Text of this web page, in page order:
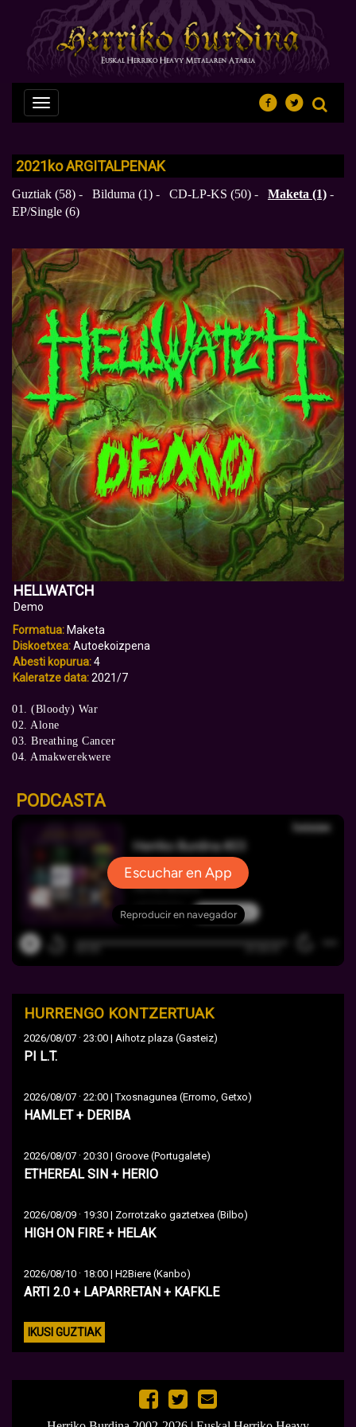
Nabegazioa
ireki
2021 koARGITALPENAK
Guztiak (58) - Bilduma (1) - CD-LP-KS (50) - Maketa (1) -
EP/Single (6)
HELLWATCH
Demo
Formatua: Maketa
Diskoetxea:Autoekoizpena
Abesti kopurua:4
Kaleratze data:2021/7
01. (Bloody) War
02. Alone
03. Breathing Cancer
04. Amakwerekwere
PODCASTA
HURRENGO KONTZERTUAK
2026/08/07 · 23:00 | Aihotz plaza (Gasteiz)
PI L.T.
2026/08/07 · 22:00 | Txosnagunea (Erromo, Getxo)
HAMLET + DERIBA
2026/08/07 · 20:30 | Groove (Portugalete)
ETHEREAL SIN + HERIO
2026/08/09 · 19:30 | Zorrotzako gaztetxea (Bilbo)
HIGH ON FIRE + HELAK
2026/08/10 · 18:00 | H2Biere (Kanbo)
ARTI 2.0 + LAPARRETAN + KAFKLE
IKUSI GUZTIAK